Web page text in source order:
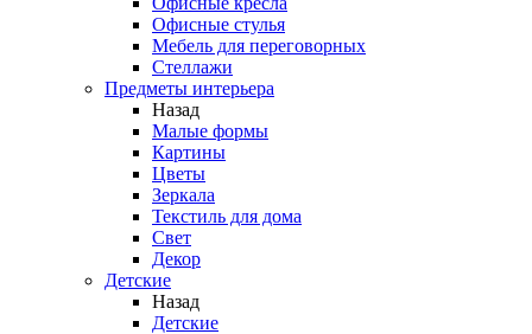
Офисные стулья
Мебель для переговорных
Стеллажи
Предметы интерьера
Назад
Малые формы
Картины
Цветы
Зеркала
Текстиль для дома
Свет
Декор
Детские
Назад
Детские